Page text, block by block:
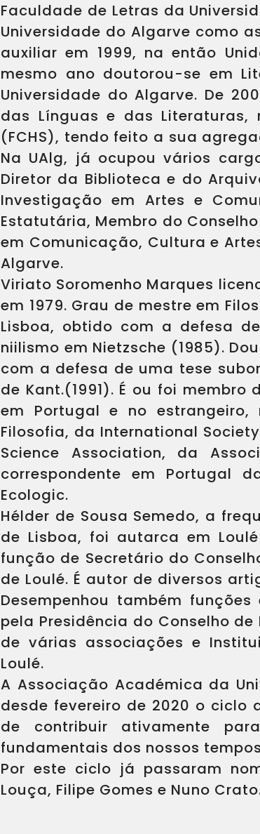
Faculdade de Letras da
Universidade do Algarve como
auxiliar em 1999, na então
mesmo ano doutorou-se em
Universidade do Algarve. De
das Línguas e das Literaturas,
(FCHS), tendo feito a sua
Na UAlg, já ocupou vários
Diretor da Biblioteca e do
Investigação em Artes e
Estatutária, Membro do
em Comunicação, Cultura e
Algarve.
Viriato Soromenho Marques
em 1979. Grau de mestre em
Lisboa, obtido com a defesa
niilismo em Nietzsche (1985).
com a defesa de uma tese
de Kant.(1991). É ou foi
em Portugal e no estrangeiro,
Filosofia, da International
Science Association, da
correspondente em Portugal
Ecologic.
Hélder de Sousa Semedo, a
de Lisboa, foi autarca em
função de Secretário do
de Loulé. É autor de diversos
Desempenhou também
pela Presidência do Conselho
de várias associações e
Loulé.
A Associação Académica da
desde fevereiro de 2020 o ciclo
de contribuir ativamente
fundamentais dos nossos
Por este ciclo já passaram
Louça, Filipe Gomes e Nuno